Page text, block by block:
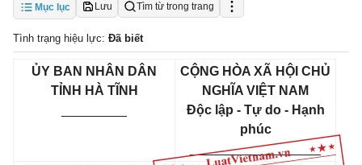
Mục lục Lưu Tìm từ trong trang
Tình trạng hiệu lực: Đã biết
ỦY BAN NHÂN DÂN
TỈNH HÀ TĨNH
CỘNG HÒA XÃ HỘI CHỦ
NGHĨA VIỆT NAM
Độc lập - Tự do - Hạnh
phúc
__________________